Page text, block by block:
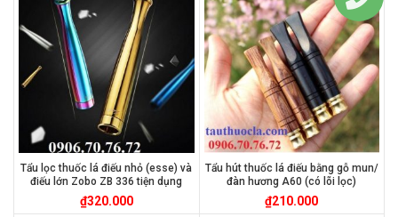
Tẩu lọc thuốc lá điếu nhỏ (esse) và
điếu lớn Zobo ZB 336 tiện dụng
₫320.000
Tẩu hút thuốc lá điếu bằng gỗ mun/
đàn hương A60 (có lõi lọc)
₫210.000